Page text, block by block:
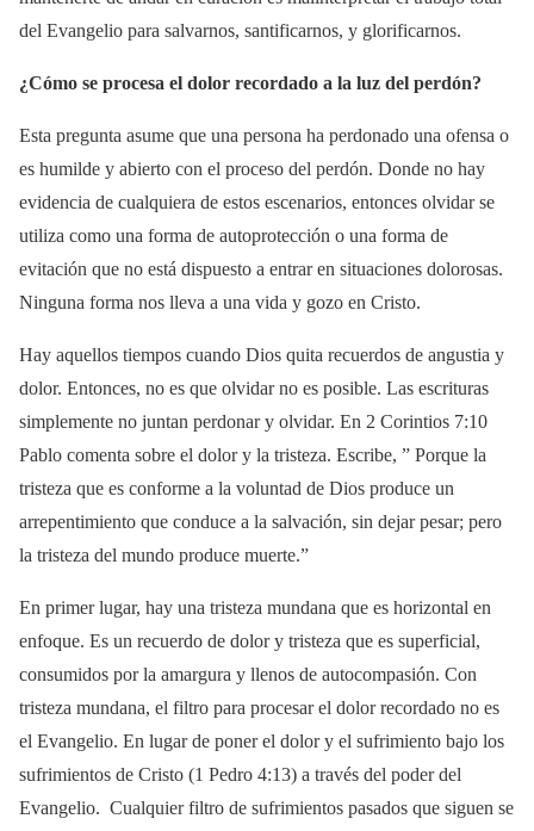
del Evangelio para salvarnos, santificarnos, y glorificarnos.
¿Cómo se procesa el dolor recordado a la luz del perdón?
Esta pregunta asume que una persona ha perdonado una ofensa o
es humilde y abierto con el proceso del perdón. Donde no hay
evidencia de cualquiera de estos escenarios, entonces olvidar se
utiliza como una forma de autoprotección o una forma de
evitación que no está dispuesto a entrar en situaciones dolorosas.
Ninguna forma nos lleva a una vida y gozo en Cristo.
Hay aquellos tiempos cuando Dios quita recuerdos de angustia y
dolor. Entonces, no es que olvidar no es posible. Las escrituras
simplemente no juntan perdonar y olvidar. En 2 Corintios 7:10
Pablo comenta sobre el dolor y la tristeza. Escribe, ” Porque la
tristeza que es conforme a la voluntad de Dios produce un
arrepentimiento que conduce a la salvación, sin dejar pesar; pero
la tristeza del mundo produce muerte.”
En primer lugar, hay una tristeza mundana que es horizontal en
enfoque. Es un recuerdo de dolor y tristeza que es superficial,
consumidos por la amargura y llenos de autocompasión. Con
tristeza mundana, el filtro para procesar el dolor recordado no es
el Evangelio. En lugar de poner el dolor y el sufrimiento bajo los
sufrimientos de Cristo (1 Pedro 4:13) a través del poder del
Evangelio. Cualquier filtro de sufrimientos pasados que siguen se